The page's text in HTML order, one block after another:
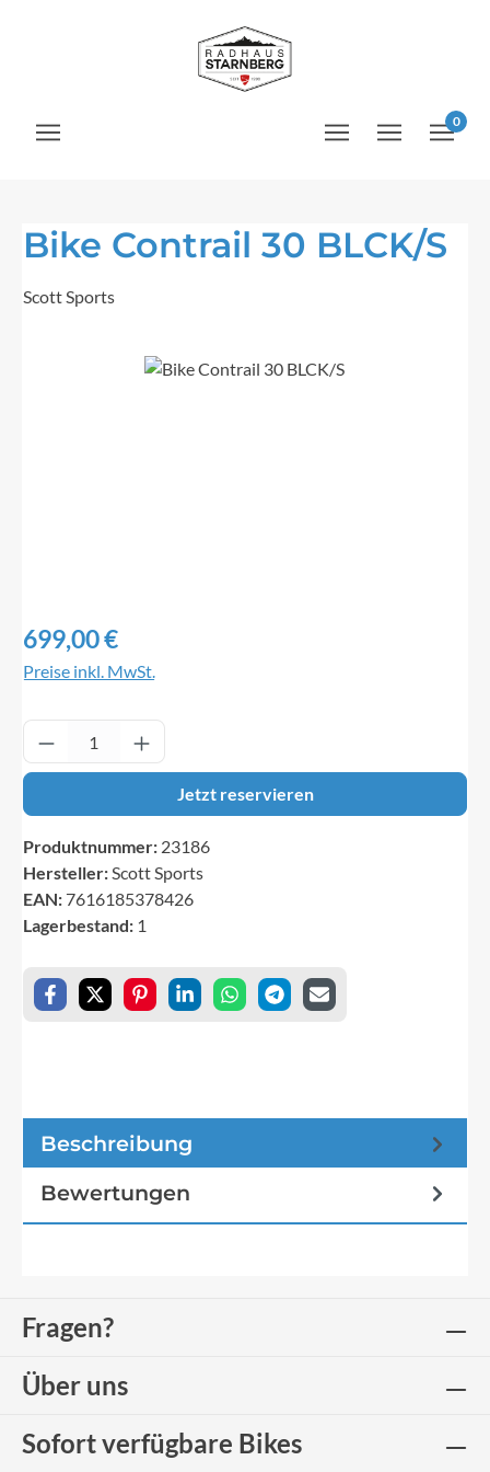
0
Bike Contrail 30 BLCK/S
Scott Sports
Bildergalerie überspringen
Regulärer Preis:
699,00 €
Preise inkl. MwSt.
Produkt Anzahl: Gib den gewünschten
Jetzt reservieren
Produktnummer: 23186
Hersteller:Scott Sports
EAN: 7616185378426
Lagerbestand: 1
Beschreibung
Bewertungen
Fragen?
Über uns
Sofort verfügbare Bikes